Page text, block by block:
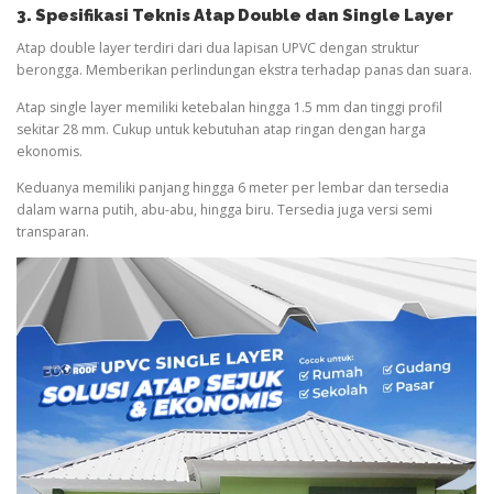
3. Spesifikasi Teknis Atap Double dan Single Layer
Atap double layer terdiri dari dua lapisan UPVC dengan struktur
berongga. Memberikan perlindungan ekstra terhadap panas dan suara.
Atap single layer memiliki ketebalan hingga 1.5 mm dan tinggi profil
sekitar 28 mm. Cukup untuk kebutuhan atap ringan dengan harga
ekonomis.
Keduanya memiliki panjang hingga 6 meter per lembar dan tersedia
dalam warna putih, abu-abu, hingga biru. Tersedia juga versi semi
transparan.